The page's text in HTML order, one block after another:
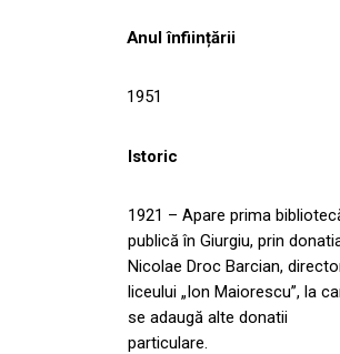
Anul înființării
1951
Istoric
1921 – Apare prima
publică în Giurgiu, prin
Nicolae Droc Barcian,
liceului „Ion Maiorescu”, la
se adaugă alte donatii
particulare.